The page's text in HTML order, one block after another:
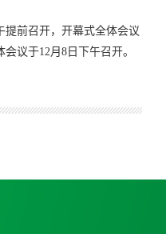
提前召开，开幕式全体会议
议于12月8日下午召开。